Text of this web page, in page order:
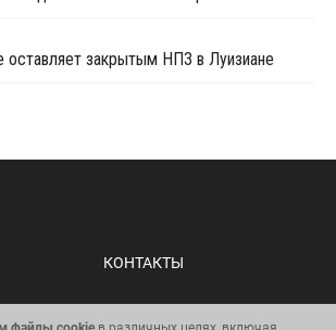
оставляет закрытым НПЗ в Луизиане
) -- Импортные поставки
прошлого года на 60,51% по